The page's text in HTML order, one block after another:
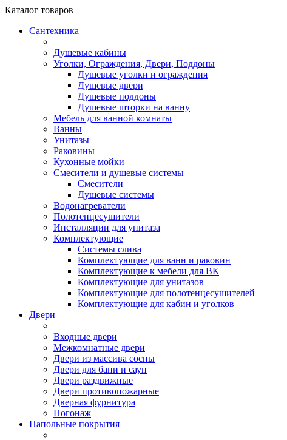
Каталог товаров
Сантехника
Душевые кабины
Уголки, Ограждения, Двери, Поддоны
Душевые уголки и ограждения
Душевые двери
Душевые поддоны
Душевые шторки на ванну
Мебель для ванной комнаты
Ванны
Унитазы
Раковины
Кухонные мойки
Смесители и душевые системы
Смесители
Душевые системы
Водонагреватели
Полотенцесушители
Инсталляции для унитаза
Комплектующие
Системы слива
Комплектующие для ванн и раковин
Комплектующие к мебели для ВК
Комплектующие для унитазов
Комплектующие для полотенцесушителей
Комплектующие для кабин и уголков
Двери
Входные двери
Межкомнатные двери
Двери из массива сосны
Двери для бани и саун
Двери раздвижные
Двери противопожарные
Дверная фурнитура
Погонаж
Напольные покрытия